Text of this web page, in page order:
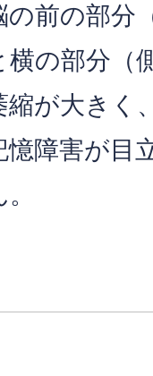
の前の部分
横の部分（
縮が大きく
憶障害が目